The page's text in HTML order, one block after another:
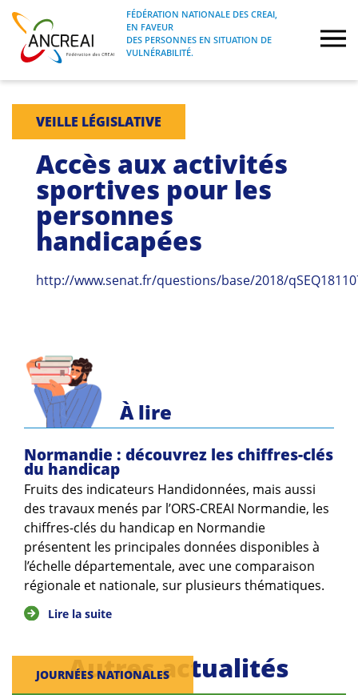
Skip
content
ANCREAI
FÉDÉRATION NATIONALE DES CREAI, EN
FAVEUR DES PERSONNES EN SITUATION
FÉDÉRATION NATIONALE DES CREAI,
EN FAVEUR
DES PERSONNES EN SITUATION DE
VULNÉRABILITÉ.
À propos
Journées nationales
Formations
Projets Fédéraux
Guides et outils
Actualités
ARSENE
VEILLE LÉGISLATIVE
Accès aux activités
sportives pour les
personnes
handicapées
http://www.senat.fr/questions/base/2018/
À lire
Normandie : découvrez les chiffres-clés
du handicap
Fruits des indicateurs Handidonnées, mais aussi
des travaux menés par l’ORS-CREAI Normandie, les
chiffres-clés du handicap en Normandie
présentent les principales données disponibles à
l’échelle départementale, avec une comparaison
régionale et nationale, sur plusieurs thématiques.
Lire la suite
Autres actualités
JOURNÉES NATIONALES